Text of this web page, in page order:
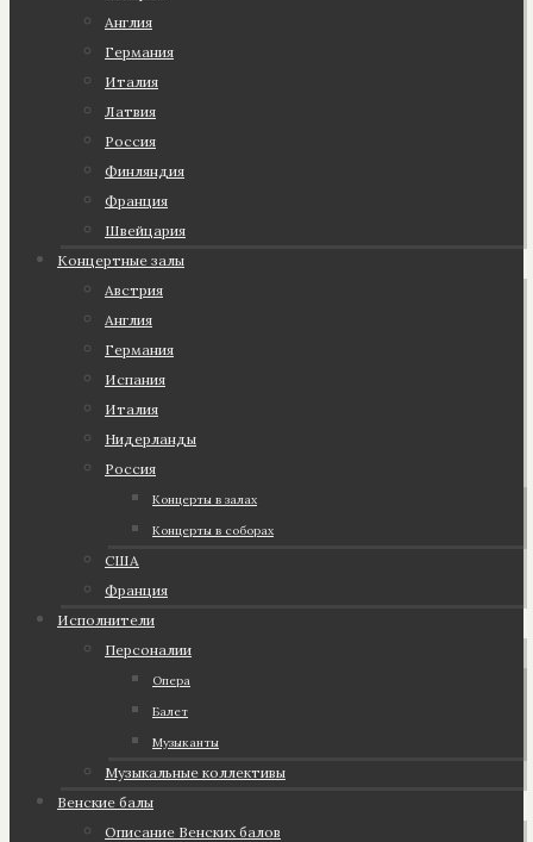
Англия
Германия
Италия
Латвия
Россия
Финляндия
Франция
Швейцария
Концертные залы
Австрия
Англия
Германия
Испания
Италия
Нидерланды
Россия
Концерты в залах
Концерты в соборах
США
Франция
Исполнители
Персоналии
Опера
Балет
Музыканты
Музыкальные коллективы
Венские балы
Описание Венских балов